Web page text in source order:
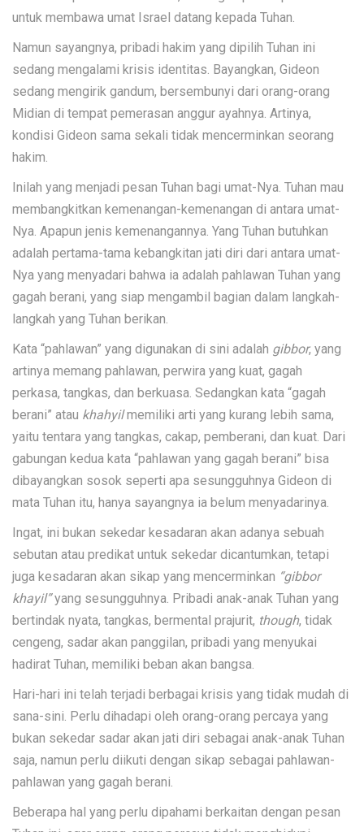
untuk membawa umat Israel datang kepada Tuhan.
Namun sayangnya, pribadi hakim yang dipilih Tuhan ini
sedang mengalami krisis identitas. Bayangkan, Gideon
sedang mengirik gandum, bersembunyi dari orang-orang
Midian di tempat pemerasan anggur ayahnya. Artinya,
kondisi Gideon sama sekali tidak mencerminkan seorang
hakim.
Inilah yang menjadi pesan Tuhan bagi umat-Nya. Tuhan mau
membangkitkan kemenangan-kemenangan di antara umat-
Nya. Apapun jenis kemenangannya. Yang Tuhan butuhkan
adalah pertama-tama kebangkitan jati diri dari antara umat-
Nya yang menyadari bahwa ia adalah pahlawan Tuhan yang
gagah berani, yang siap mengambil bagian dalam langkah-
langkah yang Tuhan berikan.
Kata “pahlawan” yang digunakan di sini adalah gibbor, yang
artinya memang pahlawan, perwira yang kuat, gagah
perkasa, tangkas, dan berkuasa. Sedangkan kata “gagah
berani” atau khahyilmemiliki arti yang kurang lebih sama,
yaitu tentara yang tangkas, cakap, pemberani, dan kuat. Dari
gabungan kedua kata “pahlawan yang gagah berani” bisa
dibayangkan sosok seperti apa sesungguhnya Gideon di
mata Tuhan itu, hanya sayangnya ia belum menyadarinya.
Ingat, ini bukan sekedar kesadaran akan adanya sebuah
sebutan atau predikat untuk sekedar dicantumkan, tetapi
juga kesadaran akan sikap yang mencerminkan “gibbor
khayil”yang sesungguhnya. Pribadi anak-anak Tuhan yang
bertindak nyata, tangkas, bermental prajurit, though, tidak
cengeng, sadar akan panggilan, pribadi yang menyukai
hadirat Tuhan, memiliki beban akan bangsa.
Hari-hari ini telah terjadi berbagai krisis yang tidak mudah di
sana-sini. Perlu dihadapi oleh orang-orang percaya yang
bukan sekedar sadar akan jati diri sebagai anak-anak Tuhan
saja, namun perlu diikuti dengan sikap sebagai pahlawan-
pahlawan yang gagah berani.
Beberapa hal yang perlu dipahami berkaitan dengan pesan